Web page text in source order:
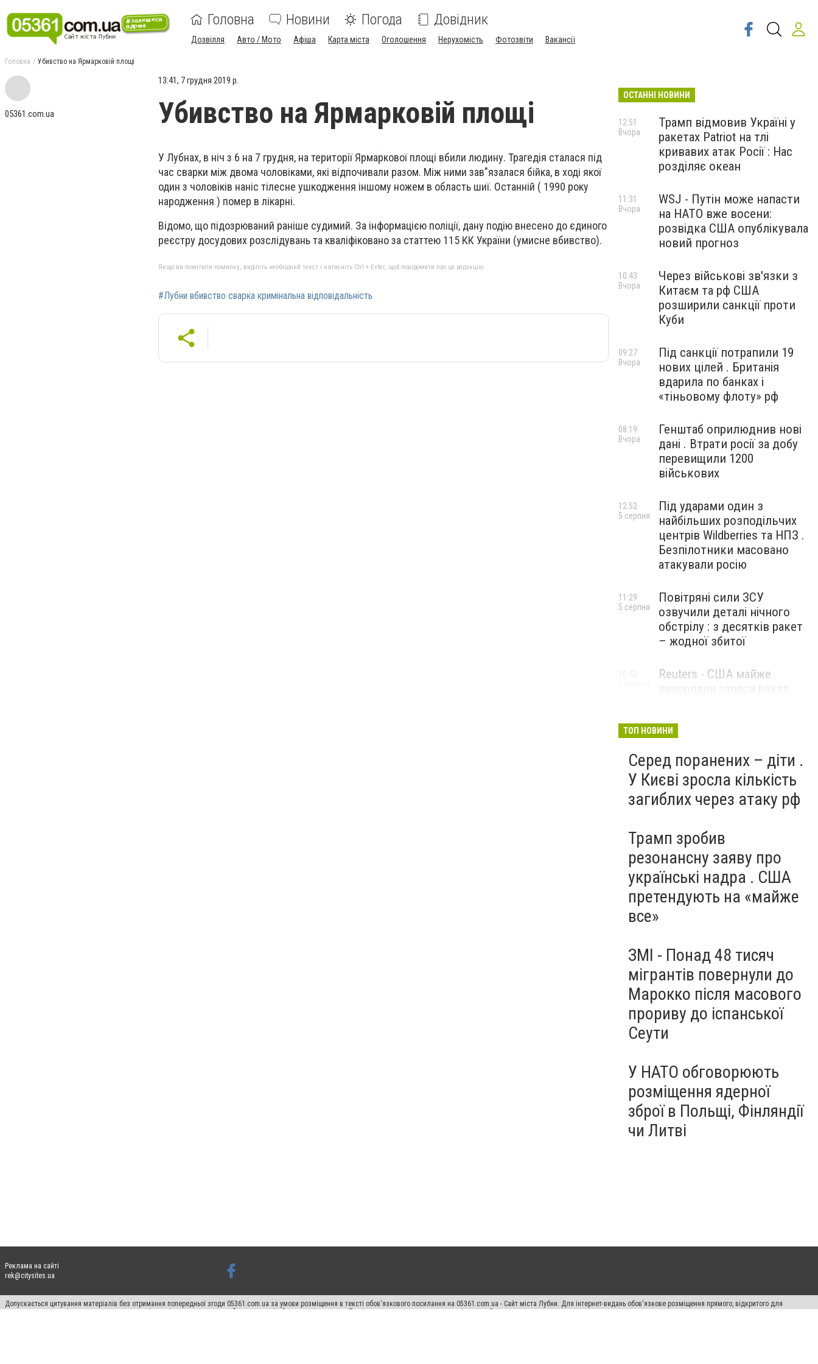
Головна Новини Погода Довідник
Дозвілля Авто / Мото Афіша Карта міста Оголошення Нерухомість Фотозвіти Вакансії
Головна Убивство на Ярмарковій площі
05361.com.ua
13:41, 7 грудня 2019 р.
Убивство на Ярмарковій площі
У Лубнах, в ніч з 6 на 7 грудня, на території Ярмаркової площі вбили людину. Трагедія сталася під
час сварки між двома чоловіками, які відпочивали разом. Між ними зав"язалася бійка, в ході якої
один з чоловіків наніс тілесне ушкодження іншому ножем в область шиї. Останній ( 1990 року
народження ) помер в лікарні.
Відомо, що підозрюваний раніше судимий. За інформацією поліції, дану подію внесено до єдиного
реєстру досудових розслідувань та кваліфіковано за статтею 115 КК України (умисне вбивство).
Якщо ви помітили помилку, виділіть необхідний текст і натисніть Ctrl + Enter, щоб повідомити про це редакцію
#Лубни вбивство сварка кримінальна відповідальність
ОСТАННІ НОВИНИ
Трамп відмовив Україні у
ракетах Patriot на тлі
кривавих атак Росії : Нас
розділяє океан
12:51
Вчора
WSJ - Путін може напасти
на НАТО вже восени:
розвідка США опублікувала
новий прогноз
11:31
Вчора
Через військові зв'язки з
Китаєм та рф США
розширили санкції проти
Куби
10:43
Вчора
Під санкції потрапили 19
нових цілей . Британія
вдарила по банках і
«тіньовому флоту» рф
09:27
Вчора
Генштаб оприлюднив нові
дані . Втрати росії за добу
перевищили 1200
військових
08:19
Вчора
Під ударами один з
найбільших розподільчих
центрів Wildberries та НПЗ .
Безпілотники масовано
атакували росію
12:52
5 серпня
Повітряні сили ЗСУ
озвучили деталі нічного
обстрілу : з десятків ракет
– жодної збитої
11:29
5 серпня
Reuters - США майже
ТОП НОВИНИ
Серед поранених – діти .
У Києві зросла кількість
загиблих через атаку рф
Трамп зробив
резонансну заяву про
українські надра . США
претендують на «майже
все»
ЗМІ - Понад 48 тисяч
мігрантів повернули до
Марокко після масового
прориву до іспанської
Сеути
У НАТО обговорюють
розміщення ядерної
зброї в Польщі, Фінляндії
чи Литві
Реклама на сайті
rek@citysites.ua
Допускається цитування матеріалів без отримання попередньої згоди 05361.com.ua за умови розміщення в тексті обов'язкового посилання на 05361.com.ua - Сайт міста Лубни. Для інтернет-видань обов'язкове розміщення прямого, відкритого для
пошукових систем гіперпосилання на цитовані статті не нижче другого абзацу в тексті або в якості джерела. Порушення виняткових прав переслідується Законом.